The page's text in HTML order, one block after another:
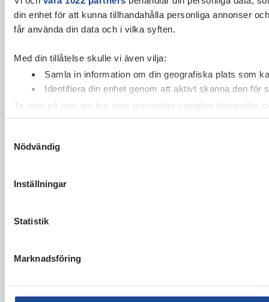
din enhet för att kunna tillhandahålla personliga annonser
får använda din data och i vilka syften.
Med din tillåtelse skulle vi även vilja:
Samla in information om din geografiska plats som
Identifiera din enhet genom att aktivt skanna den för
Ta reda på mer om hur dina personliga uppgifter behandlas
cookie-förklaringen.
Vi använder enhetsidentifierare för att anpassa innehållet
Nödvändig
Inställningar
Statistik
Marknadsföring